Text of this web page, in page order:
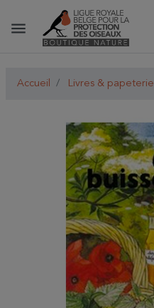
menu
Accueil Livres & papeterie